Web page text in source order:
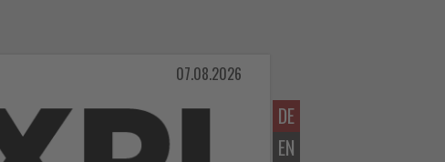
DE
EN
07.08.2026